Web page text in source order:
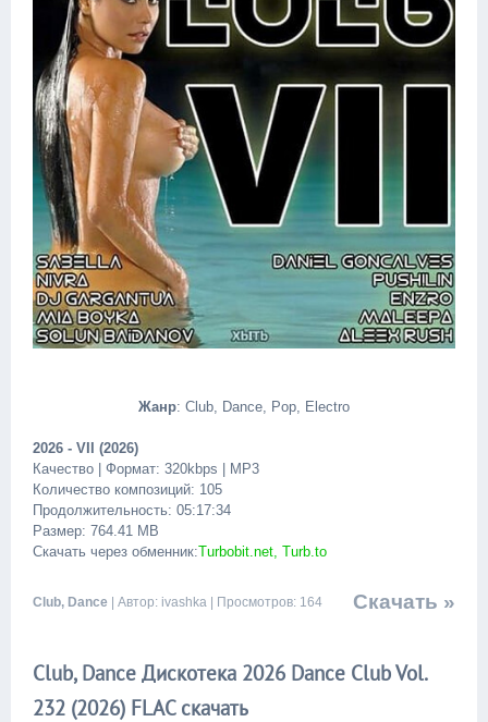
Жанр: Club, Dance, Pop, Electro
2026 - VII (2026)
Качество | Формат: 320kbps | MP3
Количество композиций: 105
Продолжительность: 05:17:34
Размер: 764.41 MB
Скачать через обменник:Turbobit.net, Turb.to
Скачать »
Club, Dance | Автор: ivashka | Просмотров: 164
Club, Dance Дискотека 2026 Dance Club Vol.
232 (2026) FLAC скачать